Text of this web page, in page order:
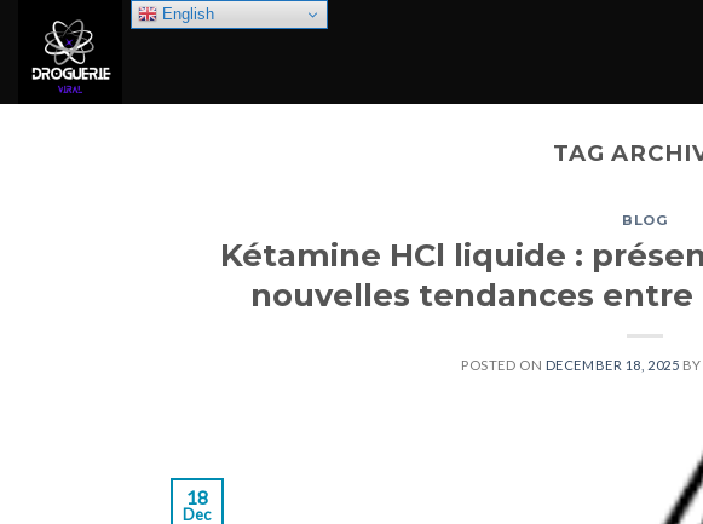
content
TAG
BLOG
Kétamine HCl liquide :
nouvelles tendances
POSTED ON DECEMBER 18, 2025 BY
18
Dec
English